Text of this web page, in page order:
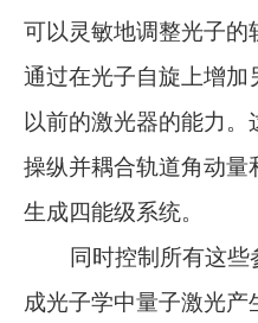
可以灵敏地调整光子的
通过在光子自旋上增加
以前的激光器的能力
操纵并耦合轨道角动量
生成四能级系统。
同时控制所有这
成光子学中量子激光产